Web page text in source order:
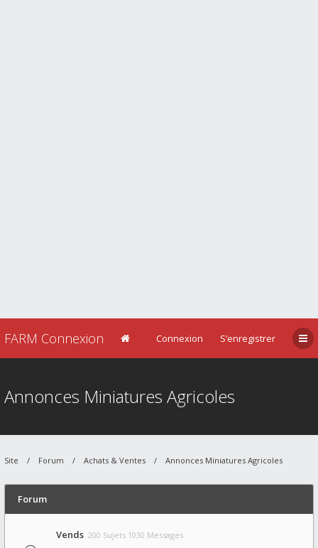
FARM Connexion Connexion S’enregistrer
Annonces Miniatures Agricoles
Site Forum Achats & Ventes Annonces Miniatures Agricoles
Forum
Vends 200 Sujets 1030 Messages